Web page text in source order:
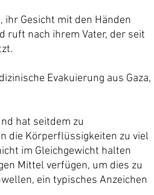
Gesicht mit den Händen
ruft nach ihrem Vater, der seit
Evakuierung aus Gaza,
hat seitdem zu
die Körperflüssigkeiten zu viel
im Gleichgewicht halten
Mittel verfügen, um dies zu
ein typisches Anzeichen